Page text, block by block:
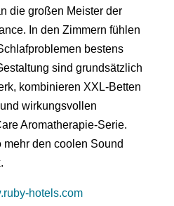
die großen Meister der
In den Zimmern fühlen
bestens
sind grundsätzlich
kombinieren XXL-Betten
wirkungsvollen
Aromatherapie-Serie.
den coolen Sound
hotels.com